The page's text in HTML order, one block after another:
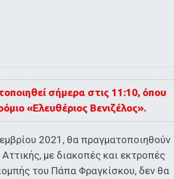
σήμερα στις 11:10, όπου
«Ελευθέριος Βενιζέλος».
2021, θα πραγματοποιηθούν
με διακοπές και εκτροπές
του Πάπα Φραγκίσκου, δεν θα